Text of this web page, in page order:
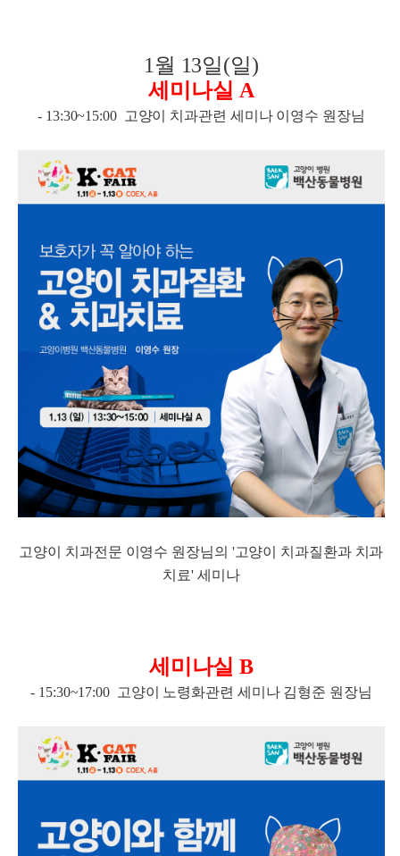
1월 13일(일)
세미나실 A
- 13:30~15:00 고양이 치과관련 세미나 이영수 원장님
고양이 치과전문 이영수 원장님의 '고양이 치과질환과 치과
치료' 세미나
세미나실 B
- 15:30~17:00 고양이 노령화관련 세미나 김형준 원장님